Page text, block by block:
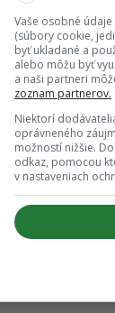
na
za
sprísnil
Vaše osobné
(súbory cookie,
byť ukladané a
alebo môžu byť
a naši partneri
zoznam partnerov.
Niektorí
oprávneného
možností nižšie.
odkaz, pomocou
v nastaveniach